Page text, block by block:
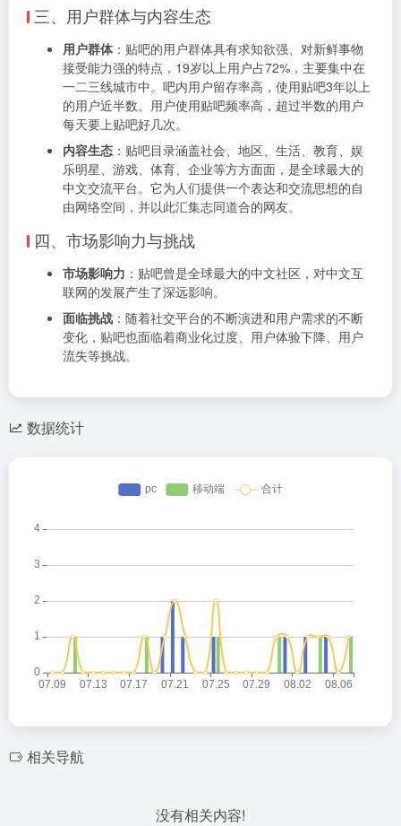
三、用户群体与内容生态
用户群体：贴吧的用户群体具有求知欲强、对新鲜事物
接受能力强的特点，19岁以上用户占72%，主要集中在
一二三线城市中。吧内用户留存率高，使用贴吧3年以上
的用户近半数。用户使用贴吧频率高，超过半数的用户
每天要上贴吧好几次。
内容生态 ：贴吧目录涵盖社会、地区、生活、教育、娱
乐明星、游戏、体育、企业等方方面面，是全球最大的
中文交流平台。它为人们提供一个表达和交流思想的自
由网络空间，并以此汇集志同道合的网友。
四、市场影响力与挑战
市场影响力 ：贴吧曾是全球最大的中文社区，对中文互
联网的发展产生了深远影响。
面临挑战 ：随着社交平台的不断演进和用户需求的不断
变化，贴吧也面临着商业化过度、用户体验下降、用户
流失等挑战。
数据统计
相关导航
没有相关内容!